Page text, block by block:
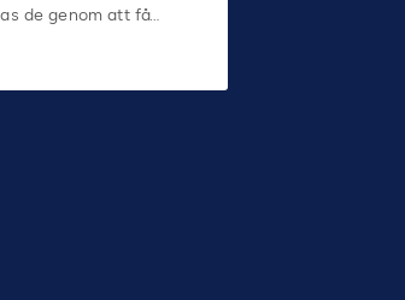
de genom att få…